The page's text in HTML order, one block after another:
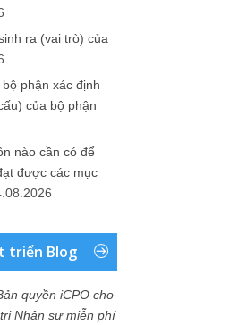
ra (vai trò) của
phận xác định
của bộ phận
nào cần có để
được các mục
triển Blog
quyền iCPO cho
Nhân sự miễn phí